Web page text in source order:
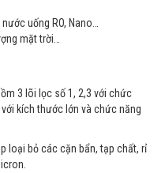
uống RO, Nano…
mặt trời…
3 lõi lọc số 1, 2,3 với chức
kích thước lớn và chức năng
loại bỏ các cặn bẩn, tạp chất, rỉ